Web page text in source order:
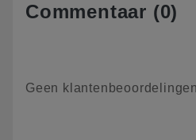
Commentaar (0)
Geen